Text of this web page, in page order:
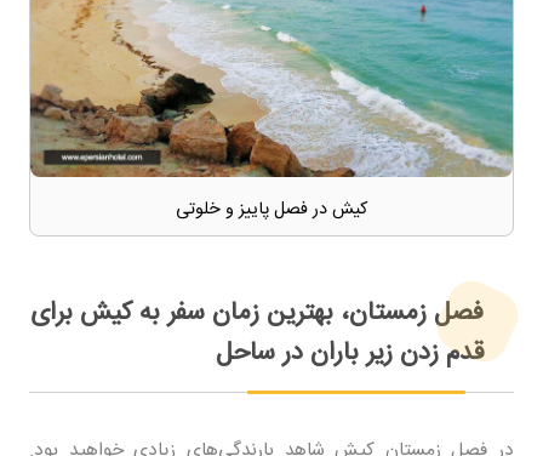
کیش در فصل پاییز و خلوتی
فصل زمستان، بهترین زمان سفر به کیش برای
قدم زدن زیر باران در ساحل